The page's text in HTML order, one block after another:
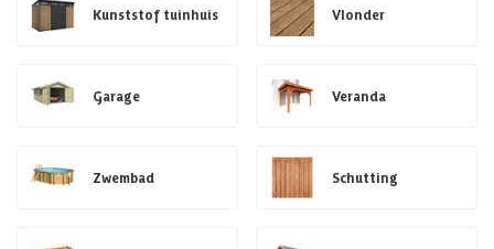
Kunststof tuinhuis Vlonder
Garage Veranda
Zwembad Schutting